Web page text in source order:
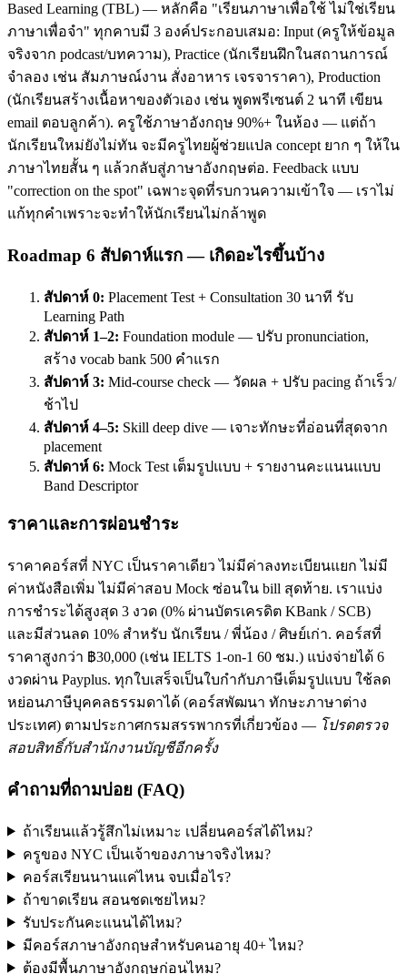
Based Learning (TBL) — หลักคือ "เรียนภาษาเพื่อใช้ ไม่ใช่เรียน
ภาษาเพื่อจำ" ทุกคาบมี 3 องค์ประกอบเสมอ: Input (ครูให้ข้อมูล
จริงจาก podcast/บทความ), Practice (นักเรียนฝึกในสถานการณ์
จำลอง เช่น สัมภาษณ์งาน สั่งอาหาร เจรจาราคา), Production
(นักเรียนสร้างเนื้อหาของตัวเอง เช่น พูดพรีเซนต์ 2 นาที เขียน
email ตอบลูกค้า). ครูใช้ภาษาอังกฤษ 90%+ ในห้อง — แต่ถ้า
นักเรียนใหม่ยังไม่ทัน จะมีครูไทยผู้ช่วยแปล concept ยาก ๆ ให้ใน
ภาษาไทยสั้น ๆ แล้วกลับสู่ภาษาอังกฤษต่อ. Feedback แบบ
"correction on the spot" เฉพาะจุดที่รบกวนความเข้าใจ — เราไม่
แก้ทุกคำเพราะจะทำให้นักเรียนไม่กล้าพูด
Roadmap 6 สัปดาห์แรก — เกิดอะไรขึ้นบ้าง
สัปดาห์ 0: Placement Test + Consultation 30 นาที รับ
Learning Path
สัปดาห์ 1–2: Foundation module — ปรับ pronunciation,
สร้าง vocab bank 500 คำแรก
สัปดาห์ 3: Mid-course check — วัดผล + ปรับ pacing ถ้าเร็ว/
ช้าไป
สัปดาห์ 4–5: Skill deep dive — เจาะทักษะที่อ่อนที่สุดจาก
placement
สัปดาห์ 6: Mock Test เต็มรูปแบบ + รายงานคะแนนแบบ
Band Descriptor
ราคาและการผ่อนชำระ
ราคาคอร์สที่ NYC เป็นราคาเดียว ไม่มีค่าลงทะเบียนแยก ไม่มี
ค่าหนังสือเพิ่ม ไม่มีค่าสอบ Mock ซ่อนใน bill สุดท้าย. เราแบ่ง
การชำระได้สูงสุด 3 งวด (0% ผ่านบัตรเครดิต KBank / SCB)
และมีส่วนลด 10% สำหรับ นักเรียน / พี่น้อง / ศิษย์เก่า. คอร์สที่
ราคาสูงกว่า ฿30,000 (เช่น IELTS 1-on-1 60 ชม.) แบ่งจ่ายได้ 6
งวดผ่าน Payplus. ทุกใบเสร็จเป็นใบกำกับภาษีเต็มรูปแบบ ใช้ลด
หย่อนภาษีบุคคลธรรมดาได้ (คอร์สพัฒนา ทักษะภาษาต่าง
ประเทศ) ตามประกาศกรมสรรพากรที่เกี่ยวข้อง — โปรดตรวจ
สอบสิทธิ์กับสำนักงานบัญชีอีกครั้ง
คำถามที่ถามบ่อย (FAQ)
ถ้าเรียนแล้วรู้สึกไม่เหมาะ เปลี่ยนคอร์สได้ไหม?
ครูของ NYC เป็นเจ้าของภาษาจริงไหม?
คอร์สเรียนนานแค่ไหน จบเมื่อไร?
ถ้าขาดเรียน สอนชดเชยไหม?
รับประกันคะแนนได้ไหม?
มีคอร์สภาษาอังกฤษสำหรับคนอายุ 40+ ไหม?
ต้องมีพื้นภาษาอังกฤษก่อนไหม?